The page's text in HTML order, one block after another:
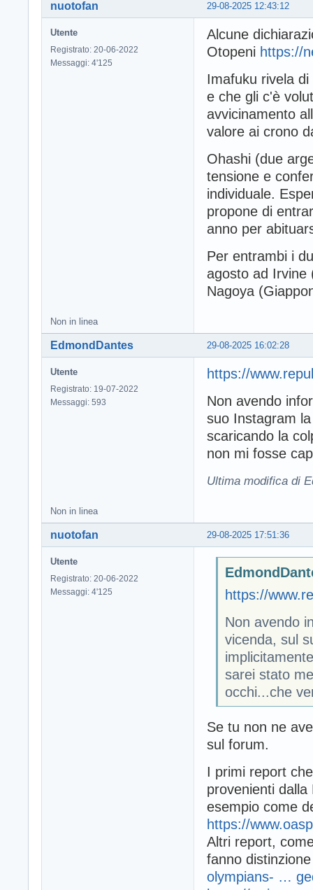
29-08-2025 12:43:12
nuotofan
Utente
Registrato: 20-06-2022
Messaggi: 4'125
Alcune
Otopeni https://
Imafuku rivela
e che gli c'è
avvicinamento
valore ai crono
Ohashi (due
tensione e
individuale.
propone di
anno per
Per entrambi i
agosto ad Irvine
Nagoya
Non in linea
29-08-2025 16:02:28
EdmondDantes
Utente
Registrato: 19-07-2022
Messaggi: 593
https://
Non avendo
suo Instagram
scaricando la
non mi fosse
Ultima modifica di
Non in linea
29-08-2025 17:51:36
nuotofan
Utente
Registrato: 20-06-2022
Messaggi: 4'125
https://
Non avendo
vicenda, sul
sarei stato
occhi...che
Se tu non ne
sul forum.
I primi report
provenienti
esempio come
https://
Altri report,
fanno
olympians- …